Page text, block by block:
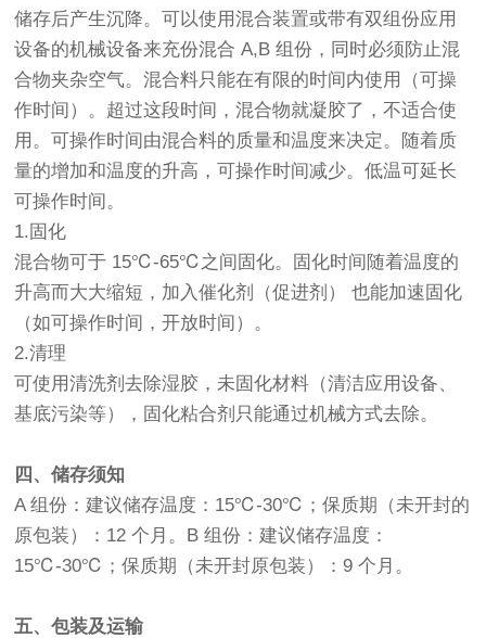
储存后产生沉降。可以使用混合装置或带有双组份应用
设备的机械设备来充份混合 A,B 组份，同时必须防止混
合物夹杂空气。混合料只能在有限的时间内使用（可操
作时间）。超过这段时间，混合物就凝胶了，不适合使
用。可操作时间由混合料的质量和温度来决定。随着质
量的增加和温度的升高，可操作时间减少。低温可延长
可操作时间。
1.固化
混合物可于 15℃-65℃之间固化。固化时间随着温度的
升高而大大缩短，加入催化剂（促进剂） 也能加速固化
（如可操作时间，开放时间）。
2.清理
可使用清洗剂去除湿胶，未固化材料（清洁应用设备、
基底污染等），固化粘合剂只能通过机械方式去除。
四、储存须知
A 组份：建议储存温度：15℃-30℃；保质期（未开封的
原包装）：12 个月。B 组份：建议储存温度：
15℃-30℃；保质期（未开封原包装）：9 个月。
五、包装及运输